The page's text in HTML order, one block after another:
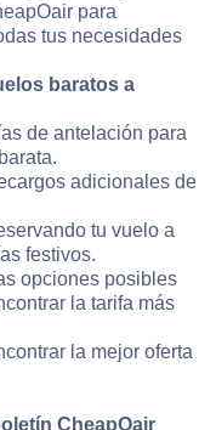
para
tus necesidades
baratos a
de antelación para
adicionales de
tu vuelo a
festivos.
opciones posibles
la tarifa más
la mejor oferta
CheapOair